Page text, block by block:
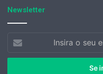
Newsletter
seu